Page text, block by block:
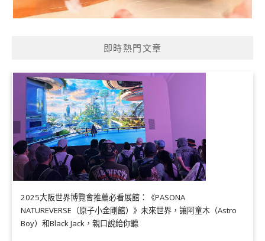
即時熱門文章
2025大阪世界博覽會推薦必看展館：《PASONA
NATUREVERSE（原子小金剛館）》未來世界，讓阿童木（Astro
Boy）和Black Jack，親口說給你聽